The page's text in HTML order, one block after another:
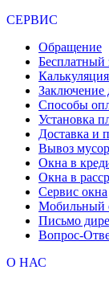
СЕРВИС
Обращение
Бесплатный
Калькуляция
Заключение
Способы
Установка
Доставка и
Вывоз
Окна в
Окна в
Сервис окна
Мобильный
Письмо
Вопрос-
О НАС